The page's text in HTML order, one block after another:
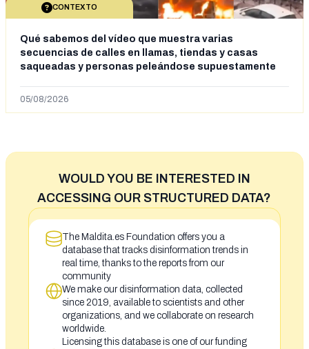
CONTEXTO
Qué sabemos del vídeo que muestra varias
secuencias de calles en llamas, tiendas y casas
saqueadas y personas peleándose supuestamente
situación irregular a Ceuta
05/08/2026
WOULD YOU BE INTERESTED IN
ACCESSING OUR STRUCTURED DATA?
The Maldita.es Foundation offers you a
database that tracks disinformation trends in
real time, thanks to the reports from our
community
We make our disinformation data, collected
since 2019, available to scientists and other
organizations, and we collaborate on research
worldwide.
Licensing this database is one of our funding